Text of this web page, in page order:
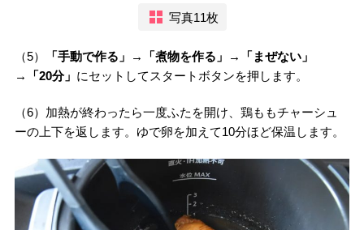
写真11枚
（5）
「手動で作る」→「煮物を作る」→「まぜない」
→「20分」 にセットしてスタートボタンを押します。
（6）加熱が終わったら一度ふたを開け、鶏ももチャーシュ
ーの上下を返します。ゆで卵を加えて10分ほど保温します。